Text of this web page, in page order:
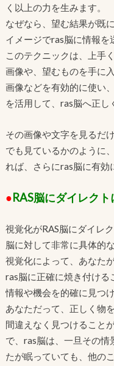
く以上の力を生みます。
なぜなら、望む結果が既
イメージでras脳に情報を
このテクニックは、上手
画像や、望むものを手に
画像などを有効的に使い
を活用して、ras脳へ正し
その画像や文字を見るだ
でも見ているかのように
れば、さらにras脳に有効
●RAS脳にダイレク
視覚化がRAS脳にダイレ
脳に対して非常に具体的
視覚化によって、あなた
ras脳に正確に焼き付ける
情報や機会を的確に見つ
あなただって、正しく物
間違えなく見つけること
で、ras脳は、一旦その情
たが眠っていても、他の